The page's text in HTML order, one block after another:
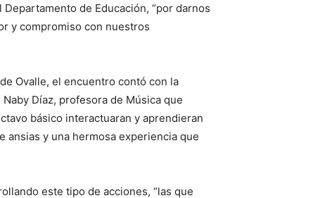
de Educación, “por darnos
y compromiso con nuestros
Ovalle, el encuentro contó con la
Díaz, profesora de Música que
básico interactuaran y aprendieran
ansias y una hermosa experiencia que
este tipo de acciones, “las que